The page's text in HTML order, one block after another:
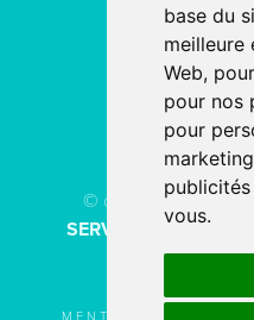
base du
meilleure
Web,
pour nos
pour
marketing
vous.
04 78
© copyright 2026 -
SERVICE
Création de
l’agence digitale
MENTIONS LÉGALES